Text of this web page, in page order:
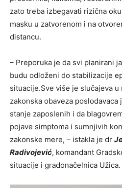
zato treba izbegavati rizična
masku u zatvorenom i na
distancu.
– Preporuka je da svi planirani
budu odloženi do stabilizacije
situacije.Sve više je slučajeva
zakonska obaveza
stanje zaposlenih i da
pojave simptoma i sumnjivih
zakonske mere, – istakla je dr
Radivojević, komandant
situacije i gradonačelnica Užica.